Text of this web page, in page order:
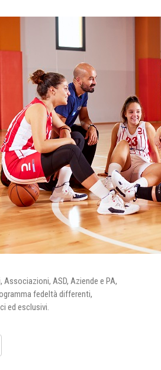
Associazioni, ASD, Aziende e PA,
fedeltà differenti,
ed esclusivi.